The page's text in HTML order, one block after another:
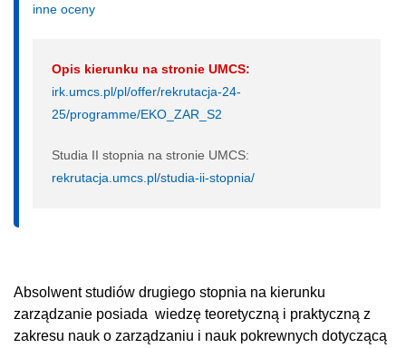
inne oceny
Opis kierunku na stronie UMCS:
irk.umcs.pl/pl/offer/rekrutacja-24-
25/programme/EKO_ZAR_S2
Studia II stopnia na stronie UMCS:
rekrutacja.umcs.pl/studia-ii-stopnia/
Absolwent studiów drugiego stopnia na kierunku
zarządzanie posiada wiedzę teoretyczną i praktyczną z
zakresu nauk o zarządzaniu i nauk pokrewnych dotyczącą